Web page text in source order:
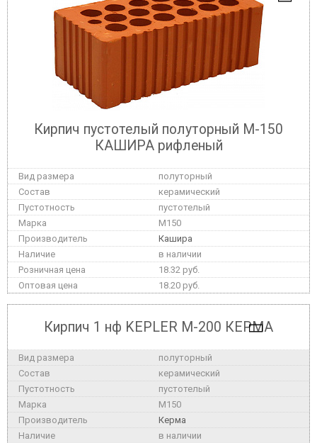
Кирпич пустотелый полуторный М-150
КАШИРА рифленый
полуторный
керамический
пустотелый
M150
Кашира
в наличии
18.32 руб.
18.20 руб.
Кирпич 1 нф KEPLER М-200 КЕРМА
полуторный
керамический
пустотелый
M150
Керма
в наличии